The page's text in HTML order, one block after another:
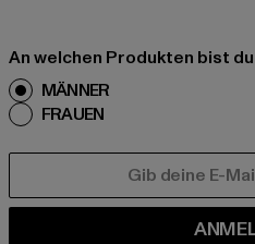
An welchen Produkten bist
MÄNNER
FRAUEN